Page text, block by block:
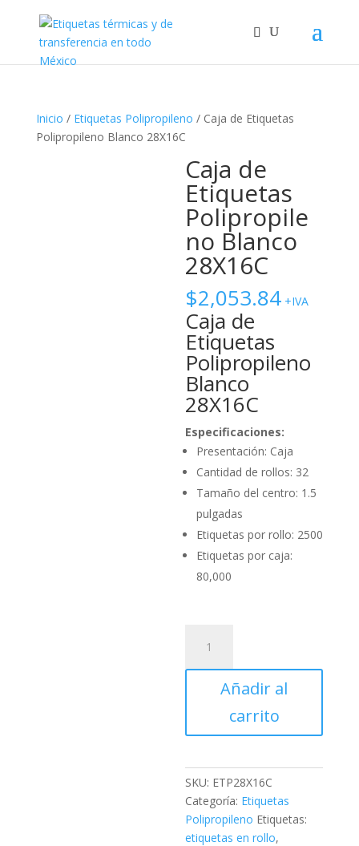
Inicio / Etiquetas Polipropileno / Caja de Etiquetas
Polipropileno Blanco 28X16C
Caja de
Etiquetas
Polipropile
no Blanco
28X16C
$2,053.84 +IVA
Caja de
Etiquetas
Polipropileno
Blanco
28X16C
Especificaciones:
Presentación: Caja
Cantidad de rollos: 32
Tamaño del centro: 1.5
pulgadas
Etiquetas por rollo: 2500
Etiquetas por caja:
80,000
Etiquetas
Polipropileno
Añadir al
carrito
SKU: ETP28X16C
Categoría: Etiquetas
Polipropileno Etiquetas:
etiquetas en rollo,